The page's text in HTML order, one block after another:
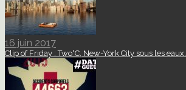
16 juin 2017
Clip of Friday : Two°C, New-York City sous les eaux.